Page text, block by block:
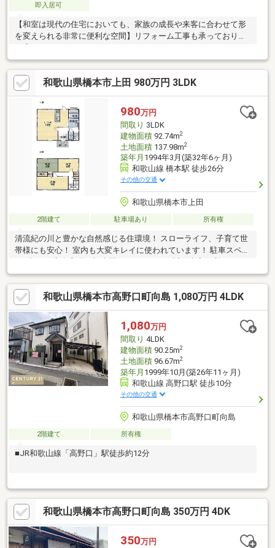
即入居可
【和室は現代の住宅においても、家族の成長や来客に合わせて形
を変えられる非常に便利な空間】リフォーム工事も承っておりま
す◎
和歌山県橋本市上田 980万円 3LDK
980万円
間取り 3LDK
建物面積92.74m2
土地面積137.98m2
築年月 1994年3月(築32年6ヶ月)
和歌山線 橋本駅 徒歩26分
その他の交通
和歌山県橋本市上田
2階建て 駐車場あり 所有権
清流紀の川と豊かな自然感じる住環境！ スローライフ、子育て世
帯様にも安心！ 室内も大変キレイに使われています！ 駐車スペー
和歌山県橋本市高野口町向島 1,080万円 4LDK
1,080万円
間取り 4LDK
建物面積90.25m2
土地面積96.67m2
築年月 1999年10月(築26年11ヶ月)
和歌山線 高野口駅 徒歩10分
その他の交通
和歌山県橋本市高野口町向島
2階建て 所有権
■JR和歌山線「高野口」駅徒歩約12分
和歌山県橋本市高野口町向島 350万円 4DK
350万円